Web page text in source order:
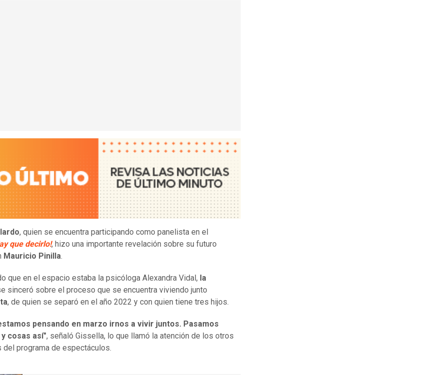
, quien se encuentra participando como panelista en el
que decirlo!, hizo una importante revelación sobre su futuro
Mauricio Pinilla.
que en el espacio estaba la psicóloga Alexandra Vidal, la
sinceró sobre el proceso que se encuentra viviendo junto
, de quien se separó en el año 2022 y con quien tiene tres hijos.
pensando en marzo irnos a vivir juntos. Pasamos
cosas así", señaló Gissella, lo que llamó la atención de los otros
del programa de espectáculos.